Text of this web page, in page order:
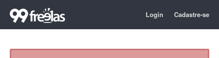
Login Cadastre-se